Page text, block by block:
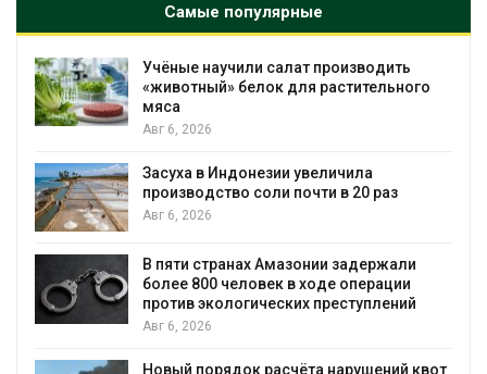
Самые популярные
Изменение климата меняет ареалы
бабочек по всему миру
Авг 6, 2026
установки солнечных панелей для
бизнеса
Авг 6, 2026
Москвариум отметит 11-летие
трёхдневным фестивалем
Авг 5, 2026